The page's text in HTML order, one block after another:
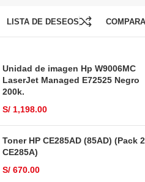
LISTA DE DESEOS
Unidad de imagen Hp W9006MC
LaserJet Managed E72525 Negro
200k.
S/1,198.00
Toner HP CE285AD (85AD) (Pack 2
CE285A)
S/670.00